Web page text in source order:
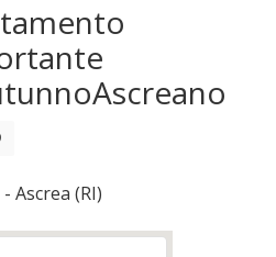
Ascrea (RI)